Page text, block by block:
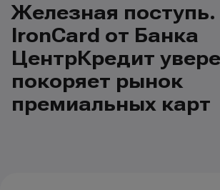
Железная поступь.
IronCard от Банка
ЦентрКредит
покоряет рынок
премиальных карт